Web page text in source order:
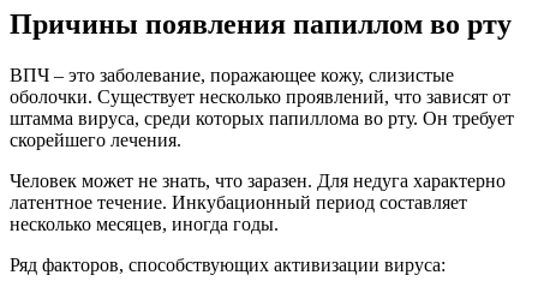
Причины появления папиллом во рту
ВПЧ – это заболевание, поражающее кожу, слизистые
оболочки. Существует несколько проявлений, что зависят от
штамма вируса, среди которых папиллома во рту. Он требует
скорейшего лечения.
Человек может не знать, что заразен. Для недуга характерно
латентное течение. Инкубационный период составляет
несколько месяцев, иногда годы.
Ряд факторов, способствующих активизации вируса: